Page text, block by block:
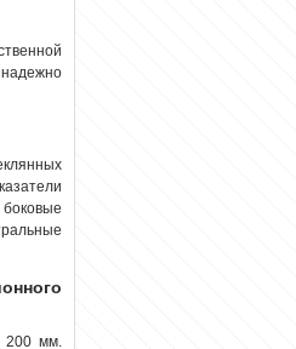
надежно
200 мм.